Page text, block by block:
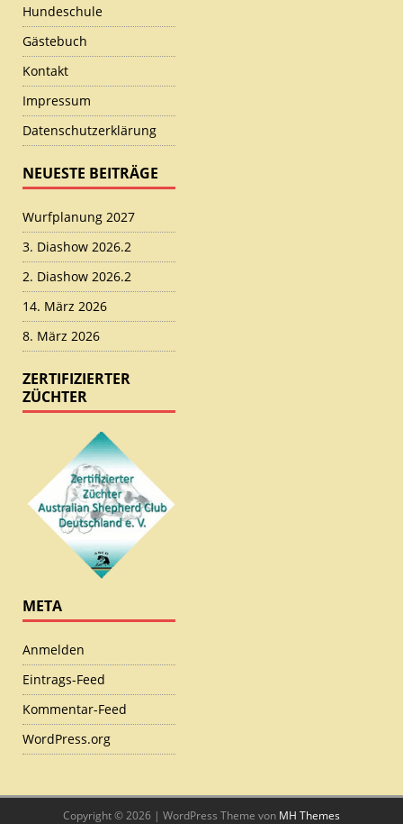
Hundeschule
Gästebuch
Kontakt
Impressum
Datenschutzerklärung
NEUESTE BEITRÄGE
Wurfplanung 2027
3. Diashow 2026.2
2. Diashow 2026.2
14. März 2026
8. März 2026
ZERTIFIZIERTER
ZÜCHTER
META
Anmelden
Eintrags-Feed
Kommentar-Feed
WordPress.org
Copyright © 2026 | WordPress Theme von MH Themes